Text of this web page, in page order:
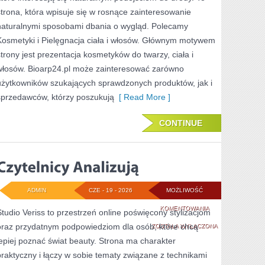
SAM
która wpisuje się w rosnące zainteresowanie
sposobami dbania o wygląd. Polecamy
i Pielęgnacja ciała i włosów. Głównym motywem
jest prezentacja kosmetyków do twarzy, ciała i
Bioarp24.pl może zainteresować zarówno
szukających sprawdzonych produktów, jak i
którzy poszukują [ Read More ]
CONTINUE
MOŻLIWOŚĆ
KOMENTOWANIACZYTELNICY
ANALIZUJĄ
ZOSTAŁA WYŁĄCZONA
CZE - 19 - 2026
ADMIN
Veriss to przestrzeń online poświęcony stylizacjom
przydatnym podpowiedziom dla osób, które chcą
poznać świat beauty. Strona ma charakter
i łączy w sobie tematy związane z technikami